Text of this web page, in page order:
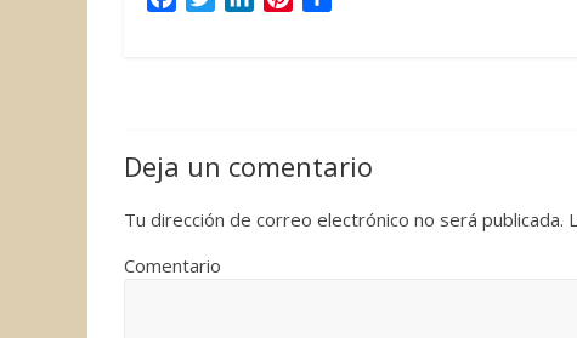
o
r
I
e
t
t
r
Deja un comentario
Tu dirección de correo electrónico no será publicada.
Comentario